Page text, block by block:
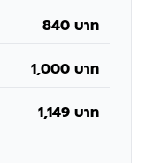
840 บาท
1,000 บาท
1,149 บาท